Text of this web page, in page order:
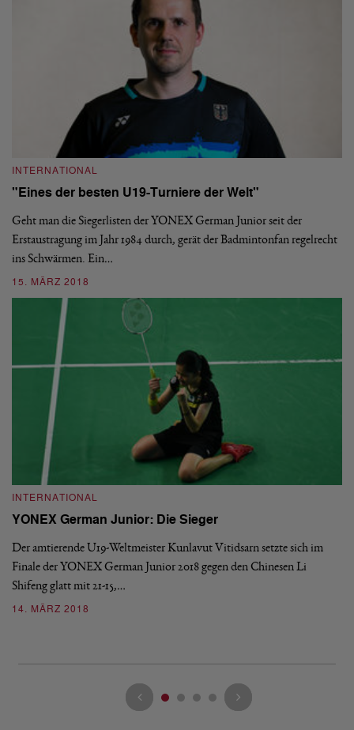
INTERNATIONAL
"Eines der besten U19-Turniere der Welt"
Geht man die Siegerlisten der YONEX German Junior seit der
Erstaustragung im Jahr 1984 durch, gerät der Badmintonfan regelrecht
ins Schwärmen. Ein…
15. MÄRZ 2018
INTERNATIONAL
YONEX German Junior: Die Sieger
Der amtierende U19-Weltmeister Kunlavut Vitidsarn setzte sich im
Finale der YONEX German Junior 2018 gegen den Chinesen Li
Shifeng glatt mit 21-15,…
14. MÄRZ 2018